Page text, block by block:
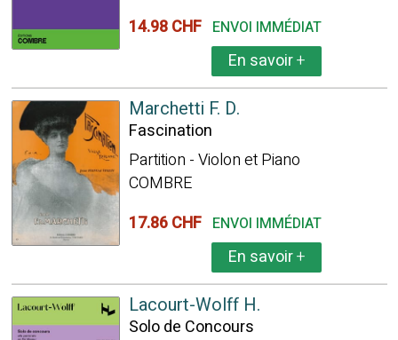
14.98 CHF ENVOI IMMÉDIAT
En savoir+
Marchetti F. D.
Fascination
Partition - Violon et Piano
COMBRE
17.86 CHF ENVOI IMMÉDIAT
En savoir+
Lacourt-Wolff H.
Solo de Concours